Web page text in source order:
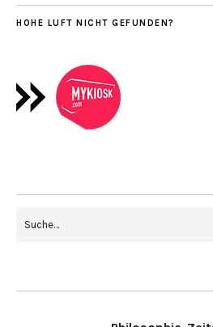
HOHE LUFT NICHT GEFUNDEN?